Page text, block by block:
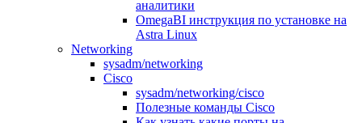
аналитики
OmegaBI инструкция по установке на
Astra Linux
Networking
sysadm/networking
Cisco
sysadm/networking/cisco
Полезные команды Cisco